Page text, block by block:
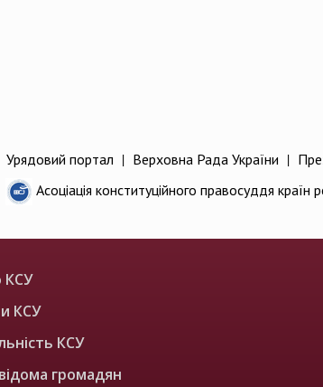
Урядовий портал | Верховна Рада України |
Асоціація конституційного правосуддя країн
КСУ
КСУ
КСУ
громадян